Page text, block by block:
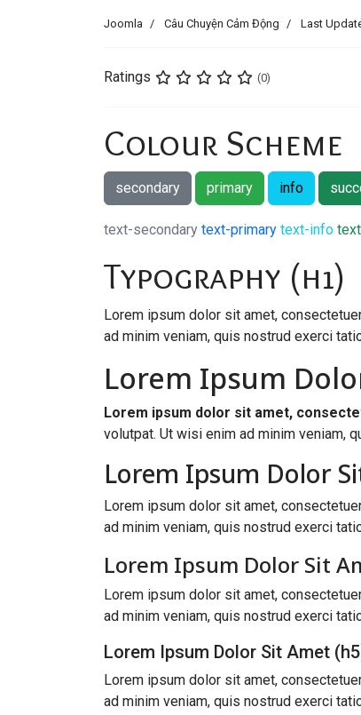
Joomla Câu Chuyện Cảm Động Last
Ratings (0)
Colour Scheme
secondary primary info
text-secondary text-primary text-info
Typography (h1)
Lorem ipsum dolor sit amet,
ad minim veniam, quis nostrud exerci
Lorem Ipsum
Lorem ipsum dolor sit amet,
volutpat. Ut wisi enim ad minim veniam,
Lorem Ipsum Dolor
Lorem ipsum dolor sit amet,
ad minim veniam, quis nostrud exerci
Lorem Ipsum Dolor Sit
Lorem ipsum dolor sit amet,
ad minim veniam, quis nostrud exerci
Lorem Ipsum Dolor Sit Amet
Lorem ipsum dolor sit amet,
ad minim veniam, quis nostrud exerci